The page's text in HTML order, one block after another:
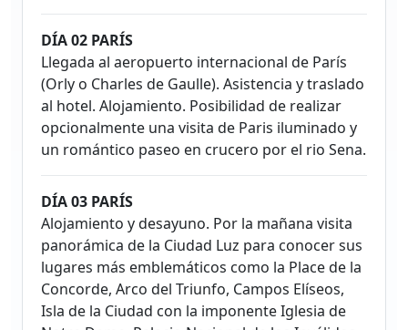
DÍA 02 PARÍS
Llegada al aeropuerto internacional de París
(Orly o Charles de Gaulle). Asistencia y traslado
al hotel. Alojamiento. Posibilidad de realizar
opcionalmente una visita de Paris iluminado y
un romántico paseo en crucero por el rio Sena.
DÍA 03 PARÍS
Alojamiento y desayuno. Por la mañana visita
panorámica de la Ciudad Luz para conocer sus
lugares más emblemáticos como la Place de la
Concorde, Arco del Triunfo, Campos Elíseos,
Isla de la Ciudad con la imponente Iglesia de